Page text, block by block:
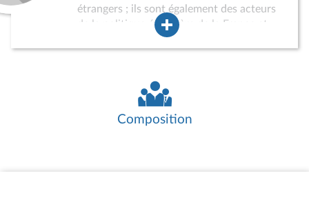
étrangers ; ils sont également des acteurs
de la politique étrangère de la France et
des instruments du rayonnement
l’Assemblée est obligatoire et soumis à
conditions. Lorsqu’il n’est pas possible de
créer un groupe d’amitié avec un État
Composition